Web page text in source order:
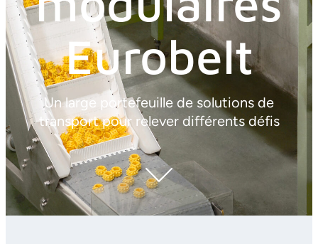
Eurobelt
Un large portefeuille de solutions de
transport pour relever différents défis